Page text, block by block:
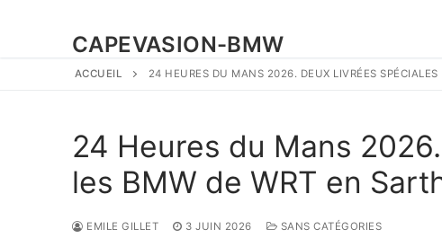
CAPEVASION-BMW
ACCUEIL 24 HEURES DU MANS 2026. DEUX LIVRÉES
24 Heures du Mans
les BMW de WRT en
EMILE GILLET 3 JUIN 2026 SANS CATÉGORIES